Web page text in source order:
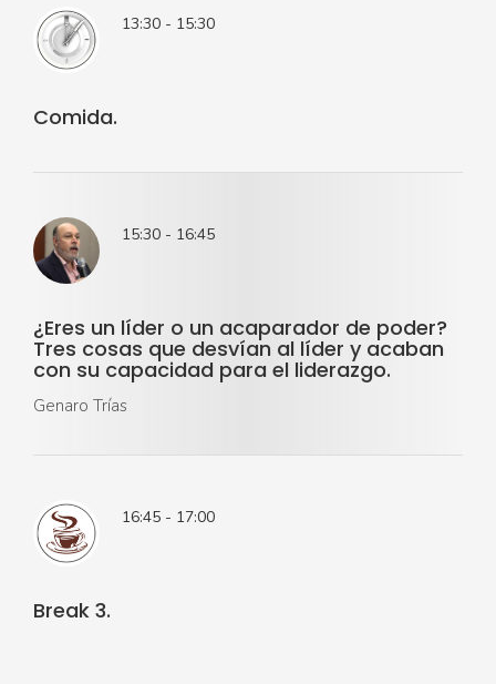
13:30 - 15:30
Comida.
15:30 - 16:45
¿Eres un líder o un acaparador de poder?
Tres cosas que desvían al líder y acaban
con su capacidad para el liderazgo.
Genaro Trías
16:45 - 17:00
Break 3.